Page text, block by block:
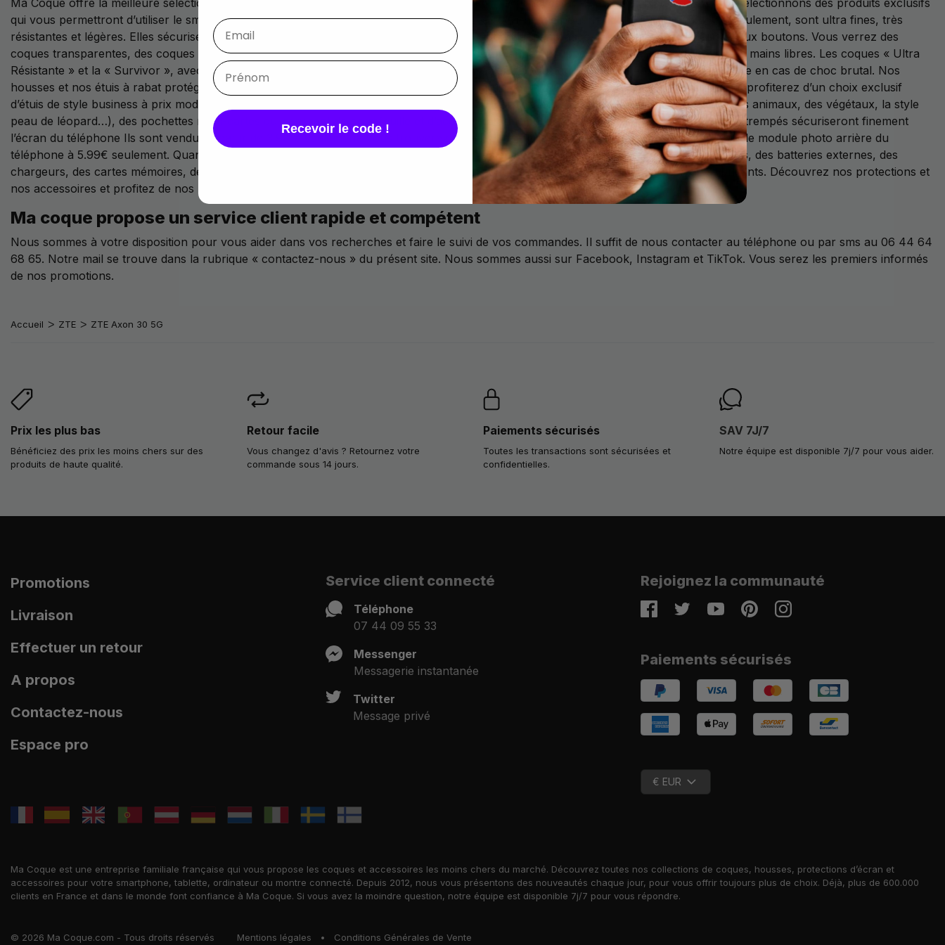
qui vous permettront d’utiliser le smartphone en toute tranquillité et en toute sécurité. Les coques, que nous vendons à partir de 4.99€ seulement, sont ultra fines, très
résistantes et légères. Elles sécuriseront le dos, les rebords et les boutons du portable tout en laissant l’accès aisé et direct aux ports et aux boutons. Vous verrez des
coques transparentes, des coques avec des motifs, des coques avec des porte-cartes ou un anneau-support pratique pour l’utilisation en mains libres. Les coques « Ultra
Résistante » et la « Survivor », avec deux couches de protection, sont idéales pour ceux d’entre vous qui veulent une protection maximale en cas de choc brutal. Nos
housses et nos étuis à rabat protégeront l’ensemble du ZTE Axon 30 en cas de choc, contre les rayures, les traces et la poussière. Vous profiterez d’un choix exclusif
d’étuis de style business à prix modiques. Vous trouverez des housses en cuir ou en simili cuir monochromes, des étuis fantaisie (avec des animaux, des végétaux, la style
peau de léopard…), des pochettes multi-cartes qui serviront de portefeuille et d’accessoire principal au quotidien. Nos films et nos verres trempés sécuriseront finement
l’écran du téléphone Ils sont vendus à partir de 3.99 € seulement. Vous trouverez, aussi, une lentille de protection en verre trempé pour le module photo arrière du
téléphone à 5.99€ seulement. Quant à nos accessoires, ils maximiseront les performances de votre Axon 30. Nous proposons des câbles, des batteries externes, des
chargeurs, des cartes mémoires, des écouteurs, des enceintes et des casques audio qui sont conçus et fabriqués par les meilleurs fabricants. Découvrez nos protections et
nos accessoires et profitez de nos prix réduits sur tous les modèles.
Ma coque propose un service client rapide et compétent
Nous sommes à votre disposition pour vous aider dans vos recherches et faire le suivi de vos commandes. Il suffit de nous contacter au téléphone ou par sms au 06 44 64
68 65. Notre mail se trouve dans la rubrique « contactez-nous » du présent site. Nous sommes aussi sur Facebook, Instagram et TikTok. Vous serez les premiers informés
de nos promotions.
Accueil ZTE ZTE Axon 30 5G
Prix les plus bas
Bénéficiez des prix les moins chers sur des
produits de haute qualité.
Retour facile
Vous changez d'avis ? Retournez votre
commande sous 14 jours.
Paiements sécurisés
Toutes les transactions sont sécurisées et
confidentielles.
SAV 7J/7
Notre équipe est disponible 7j/7 pour vous aider.
Promotions
Livraison
Effectuer un retour
A propos
Contactez-nous
Espace pro
Service client connecté
Téléphone
07 44 09 55 33
Messenger
Messagerie instantanée
Twitter
Message privé
Rejoignez la communauté
FacebookTwitterYoutubePinterestInstagram
Paiements sécurisés
€ EUR
Ma Coque est une entreprise familiale française qui vous propose les coques et accessoires les moins chers du marché. Découvrez toutes nos collections de coques, housses, protections d’écran et
accessoires pour votre smartphone, tablette, ordinateur ou montre connecté. Depuis 2012, nous vous présentons des nouveautés chaque jour, pour vous offrir toujours plus de choix. Déjà, plus de 600.000
clients en France et dans le monde font confiance à Ma Coque. Si vous avez la moindre question, notre équipe est disponible 7j/7 pour vous répondre.
© 2026 Ma Coque.com - Tous droits réservés Mentions légales • Conditions Générales de Vente
Recevoir le code !